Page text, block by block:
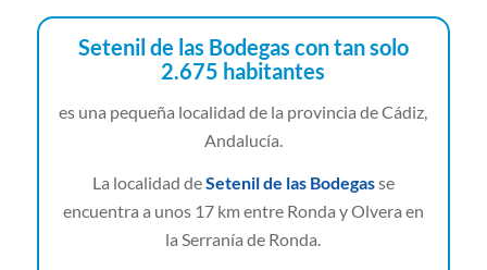
Setenil de las Bodegas con tan solo
2.675 habitantes
es una pequeña localidad de la provincia de Cádiz,
Andalucía.
La localidad deSetenil de las Bodegasse
encuentra a unos 17 km entre Ronda y Olvera en
la Serranía de Ronda.